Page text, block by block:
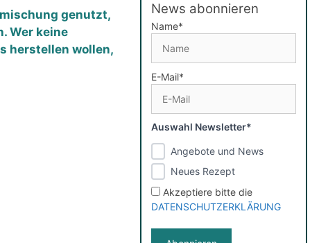
genutzt,
Wer keine
herstellen wollen,
News abonnieren
Name*
E-Mail*
Auswahl Newsletter*
Angebote und News
Neues Rezept
Akzeptiere bitte die
DATENSCHUTZERKLÄRUNG